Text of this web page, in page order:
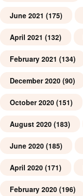
June 2021 (175)
April 2021 (132)
February 2021 (134)
December 2020 (90)
October 2020 (151)
August 2020 (183)
June 2020 (185)
April 2020 (171)
February 2020 (196)